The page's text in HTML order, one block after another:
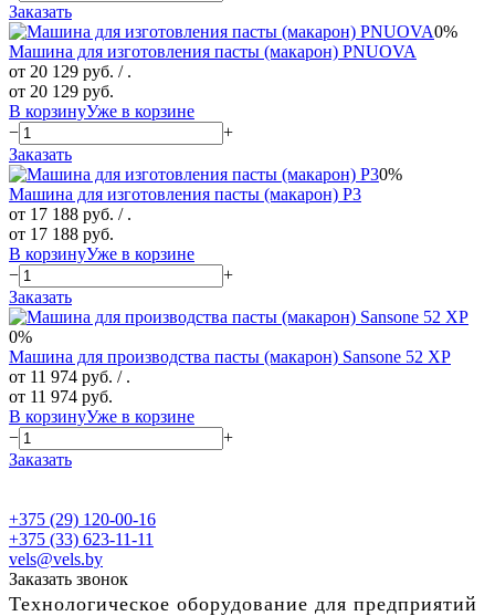
Заказать
0%
Машина для изготовления пасты (макарон) PNUOVA
от 20 129 руб. / .
от 20 129 руб.
В корзинуУже в корзине
−
+
Заказать
0%
Машина для изготовления пасты (макарон) P3
от 17 188 руб. / .
от 17 188 руб.
В корзинуУже в корзине
−
+
Заказать
0%
Машина для производства пасты (макарон) Sansone 52 XP
от 11 974 руб. / .
от 11 974 руб.
В корзинуУже в корзине
−
+
Заказать
+375 (29) 120-00-16
+375 (33) 623-11-11
vels@vels.by
Заказать звонок
Технологическое оборудование для предприятий